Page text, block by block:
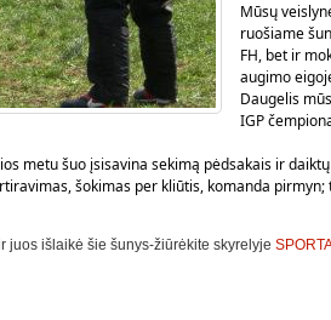
Mūsų
ruošiame
FH, bet ir
augimo
Daugelis
IGP
metu šuo įsisavina sekimą pėdsakais ir
šokimas per kliūtis, komanda
juos išlaikė šie šunys-žiūrėkite skyrelyje